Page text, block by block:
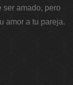
ser amado, pero
amor a tu pareja.